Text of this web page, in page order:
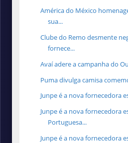
América do México
sua...
Clube do Remo desmente
fornece...
Avaí adere a campanha do
Puma divulga camisa
Junpe é a nova fornecedora
Junpe é a nova fornecedora
Portuguesa...
Junpe é a nova fornecedora